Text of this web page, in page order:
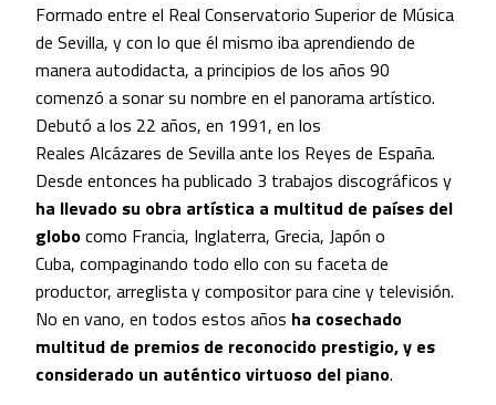
Formado entre el Real Conservatorio Superior de Música
de Sevilla, y con lo que él mismo iba aprendiendo de
manera autodidacta, a principios de los años 90
comenzó a sonar su nombre en el panorama artístico.
Debutó a los 22 años, en 1991, en los
Reales Alcázares de Sevilla ante los Reyes de España.
Desde entonces ha publicado 3 trabajos discográficos y
ha llevado su obra artística a multitud de países del
globocomo Francia, Inglaterra, Grecia, Japón o
Cuba, compaginando todo ello con su faceta de
productor, arreglista y compositor para cine y televisión.
No en vano, en todos estos años ha cosechado
multitud de premios de reconocido prestigio, y es
considerado un auténtico virtuoso del piano.